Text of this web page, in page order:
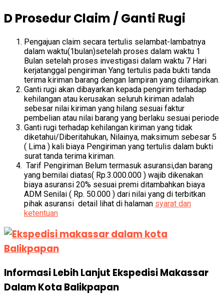
D Prosedur Claim / Ganti Rugi
Pengajuan claim secara tertulis selambat-lambatnya
dalam waktu(1bulan)setelah proses dalam waktu 1
Bulan setelah proses investigasi dalam waktu 7 Hari
kerjatanggal pengiriman Yang tertulis pada bukti tanda
terima kiriman barang dengan lampiran yang dilampirkan.
Ganti rugi akan dibayarkan kepada pengirim terhadap
kehilangan atau kerusakan seluruh kiriman adalah
sebesar nilai kiriman yang hilang sesuai faktur
pembelian atau nilai barang yang berlaku sesuai periode
Ganti rugi terhadap kehilangan kiriman yang tidak
diketahui/Diberitahukan, Nilainya, maksimum sebesar 5
( Lima ) kali biaya Pengiriman yang tertulis dalam bukti
surat tanda terima kiriman.
Tarif Pengiriman Belum termasuk asuransi,dan barang
yang bernilai diatas( Rp.3.000.000 ) wajib dikenakan
biaya asuransi 20% sesuai premi ditambahkan biaya
ADM Senilai ( Rp. 50.000 ) dari nilai yang di terbitkan
pihak asuransi detail lihat di halaman syarat dan
ketentuan
Informasi Lebih Lanjut Ekspedisi Makassar
Dalam Kota Balikpapan